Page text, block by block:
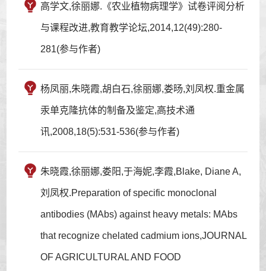
高学文,徐丽娜.《农业植物病理学》试卷评阅分析
与课程改进,教育教学论坛,2014,12(49):280-
281(参与作者)
杨凤丽,朱晓霞,胡白石,徐丽娜,娄旸,刘凤权.重金属
汞单克隆抗体的制备及鉴定,高技术通
讯,2008,18(5):531-536(参与作者)
朱晓霞,徐丽娜,娄阳,于海妮,李霞,Blake, Diane A,
刘凤权.Preparation of specific monoclonal
antibodies (MAbs) against heavy metals: MAbs
that recognize chelated cadmium ions,JOURNAL
OF AGRICULTURAL AND FOOD